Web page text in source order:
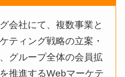
会社にて、複数事業と
ティング戦略の立案・
グループ全体の会員拡
推進するWebマーケテ